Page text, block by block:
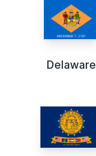
Delaware